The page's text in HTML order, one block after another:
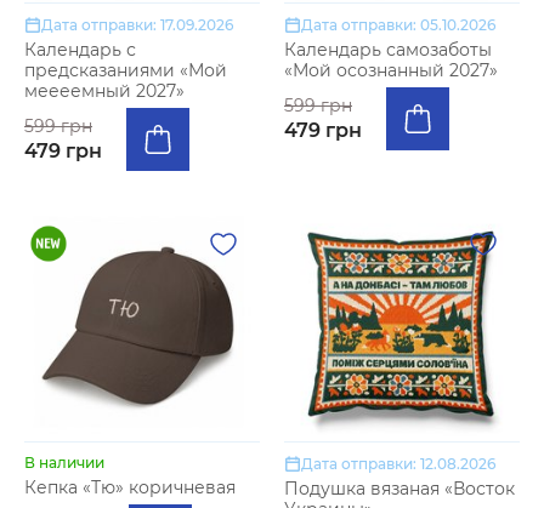
Дата отправки: 17.09.2026
Календарь с
предсказаниями «Мой
меееемный 2027»
599 грн
479 грн
Дата отправки: 05.10.2026
Календарь самозаботы
«Мой осознанный 2027»
599 грн
479 грн
В наличии
Кепка «Тю» коричневая
Дата отправки: 12.08.2026
Подушка вязаная «Восток